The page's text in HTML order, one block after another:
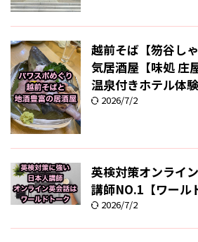
越前そば【笏谷し
気居酒屋【味処 庄
温泉付きホテル体験
2026/7/2
英検対策オンライ
講師NO.1【ワール
2026/7/2